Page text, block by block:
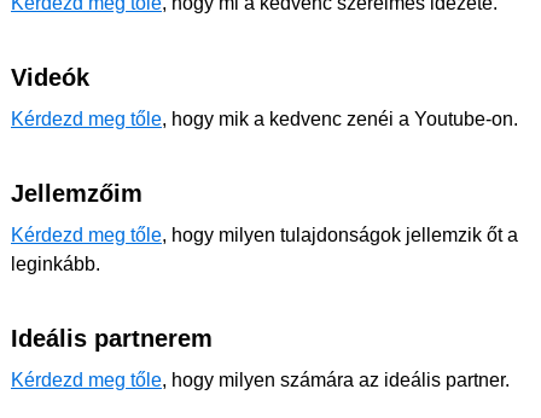
Videók
Kérdezd meg tőle, hogy mik a kedvenc zenéi a Youtube-on.
Jellemzőim
Kérdezd meg tőle, hogy milyen tulajdonságok jellemzik őt a
leginkább.
Ideális partnerem
Kérdezd meg tőle, hogy milyen számára az ideális partner.